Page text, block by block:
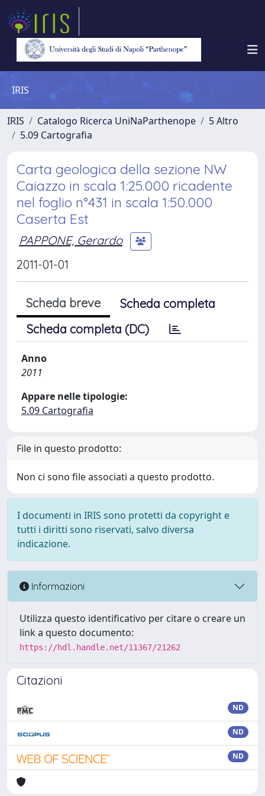
IRIS
IRIS Catalogo Ricerca UniNaParthenope
5 Altro
5.09 Cartografia
Carta geologica della sezione NW
Caiazzo in scala 1:25.000 ricadente
nel foglio n°431 in scala 1:50.000
Caserta Est
PAPPONE, Gerardo
2011-01-01
Scheda breve
Scheda completa
Scheda completa (DC)
Anno
2011
Appare nelle tipologie:
5.09 Cartografia
File in questo prodotto:
Non ci sono file associati a questo prodotto.
I documenti in IRIS sono protetti da copyright e
tutti i diritti sono riservati, salvo diversa
indicazione.
Informazioni
Utilizza questo identificativo per citare o creare un
link a questo documento:
https://hdl.handle.net/11367/21262
Citazioni
ND
ND
ND